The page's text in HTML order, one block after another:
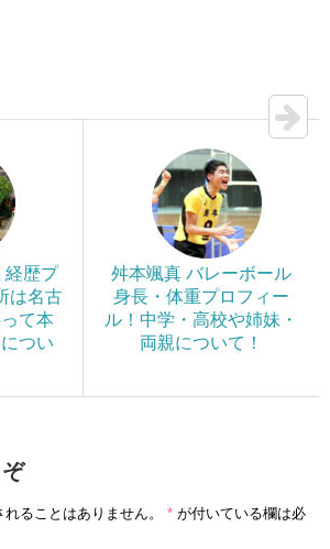
経歴プ
は名古
て本
つい
舛本颯真 バレーボール
身長・体重プロフィー
ル！中学・高校や姉妹・
両親について！
ることはありません。 * が付いている欄は必